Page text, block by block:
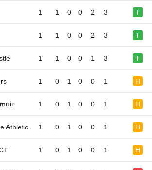
1 1 0 0 2 3 T
1 1 0 0 2 3 T
1 1 0 0 1 3 T
1 0 1 0 0 1 H
1 0 1 0 0 1 H
Athletic 1 0 1 0 0 1 H
1 0 1 0 0 1 H